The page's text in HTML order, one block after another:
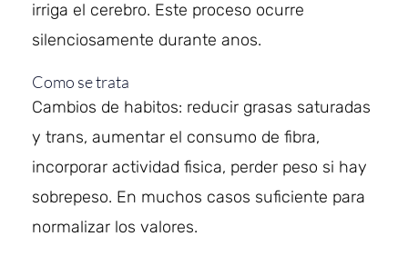
irriga el cerebro. Este proceso ocurre
silenciosamente durante anos.
Como se trata
Cambios de habitos: reducir grasas saturadas
y trans, aumentar el consumo de fibra,
incorporar actividad fisica, perder peso si hay
sobrepeso. En muchos casos suficiente para
normalizar los valores.